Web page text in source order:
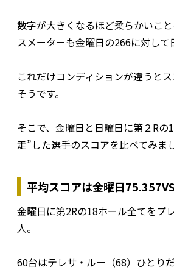
数字が大きくなるほど柔らかいこ
スメーターも金曜日の266に対して
これだけコンディションが違うと
そうです。
そこで、金曜日と日曜日に第２Rの
走”した選手のスコアを比べてみま
平均スコアは金曜日
金曜日に第2Rの18ホール全てをプ
人。
60台はテレサ・ルー（68）ひとり